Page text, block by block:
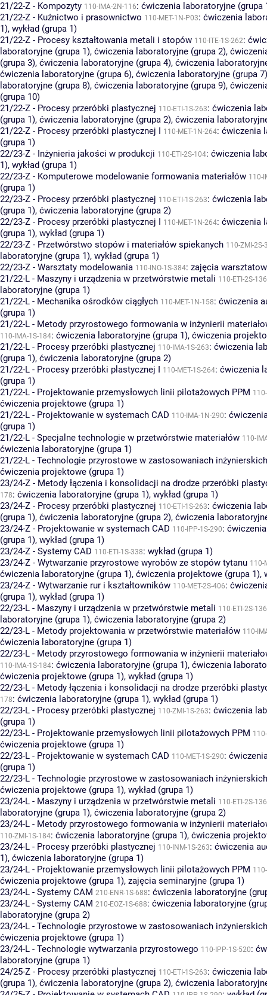
21/22-Z - Kompozyty 110-IMA-2N-116: ćwiczenia laboratoryjne (grupa
21/22-Z - Kuźnictwo i prasownictwo 110-MET-1N-P03: ćwiczenia
1), wykład (grupa 1)
21/22-Z - Procesy kształtowania metali i stopów 110-ITE-1S-262:
laboratoryjne (grupa 1), ćwiczenia laboratoryjne (grupa 2),
(grupa 3), ćwiczenia laboratoryjne (grupa 4), ćwiczenia
ćwiczenia laboratoryjne (grupa 6), ćwiczenia laboratoryjne (grupa 7)
laboratoryjne (grupa 8), ćwiczenia laboratoryjne (grupa 9),
(grupa 10)
21/22-Z - Procesy przeróbki plastycznej 110-ETI-1S-263: ćwiczenia
(grupa 1), ćwiczenia laboratoryjne (grupa 2), ćwiczenia
21/22-Z - Procesy przeróbki plastycznej I 110-MET-1N-264: ćwiczenia
(grupa 1)
22/23-Z - Inżynieria jakości w produkcji 110-ETI-2S-104: ćwiczenia
1), wykład (grupa 1)
22/23-Z - Komputerowe modelowanie formowania materiałów 110-
(grupa 1)
22/23-Z - Procesy przeróbki plastycznej 110-ETI-1S-263: ćwiczenia
(grupa 1), ćwiczenia laboratoryjne (grupa 2)
22/23-Z - Procesy przeróbki plastycznej I 110-MET-1N-264: ćwiczenia
(grupa 1), wykład (grupa 1)
22/23-Z - Przetwórstwo stopów i materiałów spiekanych 110-ZMI-2S-
laboratoryjne (grupa 1), wykład (grupa 1)
22/23-Z - Warsztaty modelowania 110-INO-1S-384: zajęcia
21/22-L - Maszyny i urządzenia w przetwórstwie metali 110-ETI-2S-136
laboratoryjne (grupa 1)
21/22-L - Mechanika ośrodków ciągłych 110-MET-1N-158: ćwiczenia
(grupa 1)
21/22-L - Metody przyrostowego formowania w inżynierii
110-IMA-1S-184: ćwiczenia laboratoryjne (grupa 1), ćwiczenia
21/22-L - Procesy przeróbki plastycznej 110-IMA-1S-263: ćwiczenia
(grupa 1), ćwiczenia laboratoryjne (grupa 2)
21/22-L - Procesy przeróbki plastycznej I 110-MET-1S-264: ćwiczenia
(grupa 1)
21/22-L - Projektowanie przemysłowych linii pilotażowych PPM
ćwiczenia projektowe (grupa 1)
21/22-L - Projektowanie w systemach CAD 110-IMA-1N-290:
(grupa 1)
21/22-L - Specjalne technologie w przetwórstwie materiałów 110-
ćwiczenia laboratoryjne (grupa 1)
21/22-L - Technologie przyrostowe w zastosowaniach inżynierskich
ćwiczenia projektowe (grupa 1)
23/24-Z - Metody łączenia i konsolidacji na drodze przeróbki
178: ćwiczenia laboratoryjne (grupa 1), wykład (grupa 1)
23/24-Z - Procesy przeróbki plastycznej 110-ETI-1S-263: ćwiczenia
(grupa 1), ćwiczenia laboratoryjne (grupa 2), ćwiczenia
23/24-Z - Projektowanie w systemach CAD 110-IPP-1S-290:
(grupa 1), wykład (grupa 1)
23/24-Z - Systemy CAD 110-ETI-1S-338: wykład (grupa 1)
23/24-Z - Wytwarzanie przyrostowe wyrobów ze stopów tytanu 110-
ćwiczenia laboratoryjne (grupa 1), ćwiczenia projektowe (grupa 1),
23/24-Z - Wytwarzanie rur i kształtowników 110-MET-2S-406:
(grupa 1), wykład (grupa 1)
22/23-L - Maszyny i urządzenia w przetwórstwie metali 110-ETI-2S-136
laboratoryjne (grupa 1), ćwiczenia laboratoryjne (grupa 2)
22/23-L - Metody projektowania w przetwórstwie materiałów 110-
ćwiczenia laboratoryjne (grupa 1)
22/23-L - Metody przyrostowego formowania w inżynierii
110-IMA-1S-184: ćwiczenia laboratoryjne (grupa 1), ćwiczenia
ćwiczenia projektowe (grupa 1), wykład (grupa 1)
22/23-L - Metody łączenia i konsolidacji na drodze przeróbki
178: ćwiczenia laboratoryjne (grupa 1), wykład (grupa 1)
22/23-L - Procesy przeróbki plastycznej 110-ZMI-1S-263: ćwiczenia
(grupa 1)
22/23-L - Projektowanie przemysłowych linii pilotażowych PPM
ćwiczenia projektowe (grupa 1)
22/23-L - Projektowanie w systemach CAD 110-MET-1S-290:
(grupa 1)
22/23-L - Technologie przyrostowe w zastosowaniach inżynierskich
ćwiczenia projektowe (grupa 1), wykład (grupa 1)
23/24-L - Maszyny i urządzenia w przetwórstwie metali 110-ETI-2S-136
laboratoryjne (grupa 1), ćwiczenia laboratoryjne (grupa 2)
23/24-L - Metody przyrostowego formowania w inżynierii
110-ZMI-1S-184: ćwiczenia laboratoryjne (grupa 1), ćwiczenia
23/24-L - Procesy przeróbki plastycznej 110-INM-1S-263: ćwiczenia
1), ćwiczenia laboratoryjne (grupa 1)
23/24-L - Projektowanie przemysłowych linii pilotażowych PPM
ćwiczenia projektowe (grupa 1), zajęcia seminaryjne (grupa 1)
23/24-L - Systemy CAM 210-ENR-1S-688: ćwiczenia laboratoryjne
23/24-L - Systemy CAM 210-EOZ-1S-688: ćwiczenia laboratoryjne
laboratoryjne (grupa 2)
23/24-L - Technologie przyrostowe w zastosowaniach inżynierskich
ćwiczenia projektowe (grupa 1)
23/24-L - Technologie wytwarzania przyrostowego 110-IPP-1S-520:
laboratoryjne (grupa 1)
24/25-Z - Procesy przeróbki plastycznej 110-ETI-1S-263: ćwiczenia
(grupa 1), ćwiczenia laboratoryjne (grupa 2), ćwiczenia